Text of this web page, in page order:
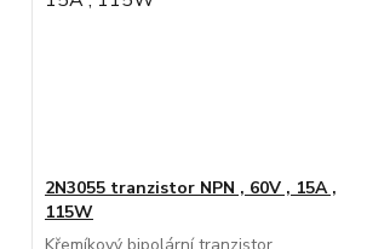
2N3055 tranzistor NPN , 60V , 15A ,
115W